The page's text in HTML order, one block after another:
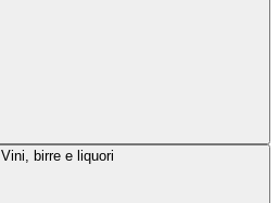
Vini, birre e liquori